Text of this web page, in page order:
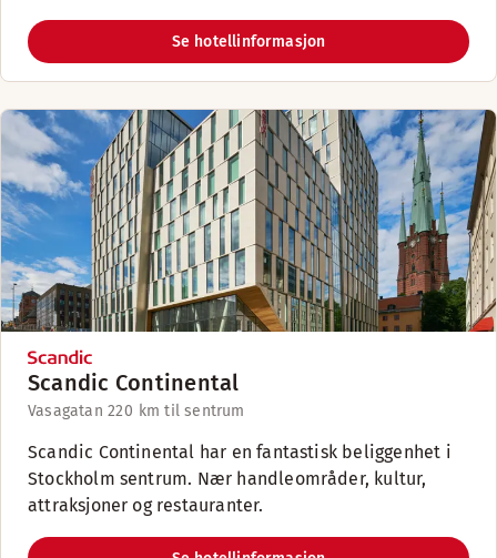
Se hotellinformasjon
Scandic Continental
Vasagatan 220 km til sentrum
Scandic Continental har en fantastisk beliggenhet i
Stockholm sentrum. Nær handleområder, kultur,
attraksjoner og restauranter.